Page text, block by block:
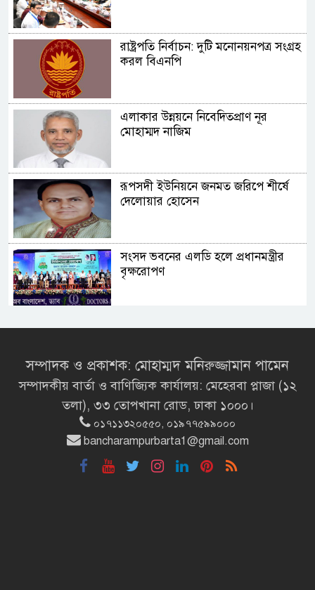
রাষ্ট্রপতি নির্বাচন: দুটি মনোনয়নপত্র সংগ্রহ
করল বিএনপি
এলাকার উন্নয়নে নিবেদিতপ্রাণ নূর
মোহাম্মদ নাজিম
রূপসদী ইউনিয়নে জনমত জরিপে শীর্ষে
দেলোয়ার হোসেন
সংসদ ভবনের এলডি হলে প্রধানমন্ত্রীর
বৃক্ষরোপণ
মির্জা ফখরুলই হচ্ছেন বঙ্গভবনের নতুন
তারেক রহমান
প্রধানমন্ত্রীর সঙ্গে খুদে শিল্পী অনুশ্রীর
সম্পাদক ও প্রকাশক: মোহাম্মদ মনিরুজ্জামান পামেন
সম্পাদকীয় বার্তা ও বাণিজ্যিক কার্যালয়: মেহেরবা প্লাজা (১২
তলা), ৩৩ তোপখানা রোড, ঢাকা ১০০০।
০১৭১১৩২০৫৫০, ০১৯৭৭৫৯৯০০০
bancharampurbarta1@gmail.com